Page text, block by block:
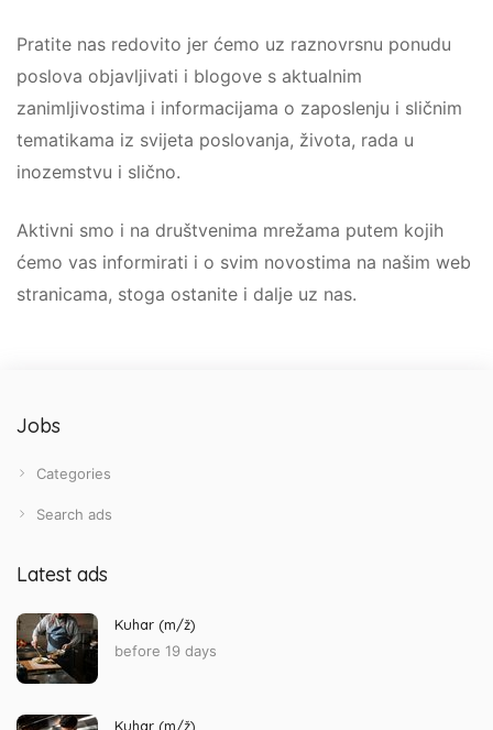
Pratite nas redovito jer ćemo uz raznovrsnu ponudu
poslova objavljivati i blogove s aktualnim
zanimljivostima i informacijama o zaposlenju i sličnim
tematikama iz svijeta poslovanja, života, rada u
inozemstvu i slično.
Aktivni smo i na društvenima mrežama putem kojih
ćemo vas informirati i o svim novostima na našim web
stranicama, stoga ostanite i dalje uz nas.
Jobs
Categories
Search ads
Latest ads
Kuhar (m/ž)
before 19 days
Kuhar (m/ž)